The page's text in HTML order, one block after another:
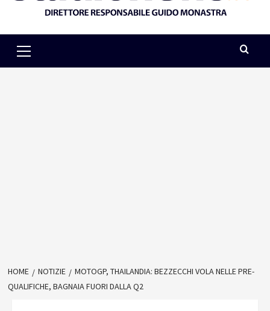
Menu
HOME NOTIZIE
MOTOGP, THAILANDIA: BEZZECCHI VOLA NELLE PRE-
QUALIFICHE, BAGNAIA FUORI DALLA Q2